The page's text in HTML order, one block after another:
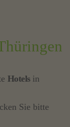
Hotelsin
Sie bitte